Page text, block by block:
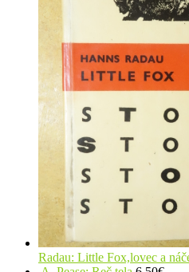
Radau: Little Fox,lovec a